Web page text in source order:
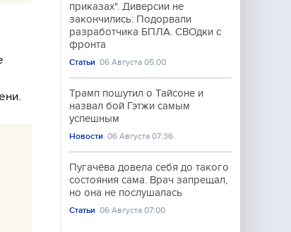
приказах". Диверсии не
закончились: Подорвали
разработчика БПЛА. СВОдки с
фронта
Статьи 06 Августа 05:00
Трамп пошутил о Тайсоне и
назвал бой Гэтжи самым
успешным
Новости 06 Августа 07:36
Пугачёва довела себя до такого
состояния сама. Врач запрещал,
но она не послушалась
Статьи 06 Августа 07:00